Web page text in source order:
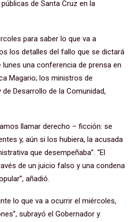
de Santa Cruz en la
para saber lo que va a
los detalles del fallo que se dictará
una conferencia de prensa en
Magario; los ministros de
Desarrollo de la Comunidad,
llamar derecho – ficción: se
y, aún si los hubiera, la acusada
que desempeñaba”. “El
de un juicio falso y una condena
añadió.
lo que va a ocurrir el miércoles,
subrayó el Gobernador y